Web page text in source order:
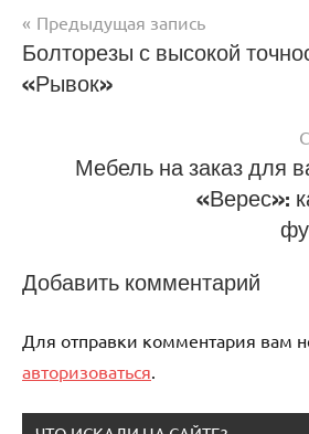
Навигация
по
Предыдущая запись
Болторезы с высокой
«Рывок»
Мебель на заказ для
«Верес»:
Добавить комментарий
Для отправки комментария вам
авторизоваться